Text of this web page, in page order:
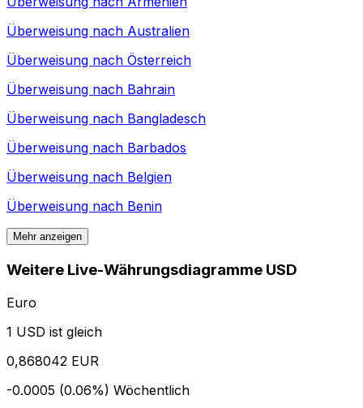
Überweisung nach Australien
Überweisung nach Österreich
Überweisung nach Bahrain
Überweisung nach Bangladesch
Überweisung nach Barbados
Überweisung nach Belgien
Überweisung nach Benin
Mehr anzeigen
Weitere Live-Währungsdiagramme USD
Euro
1 USD ist gleich
0,868042 EUR
-0.0005 (0.06%) Wöchentlich